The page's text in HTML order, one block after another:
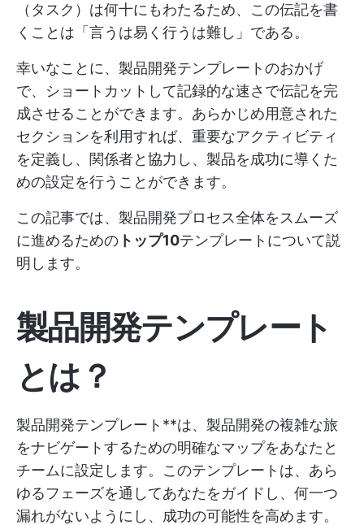
（タスク）は何十にもわたるため、この伝記を書
くことは「言うは易く行うは難し」である。
幸いなことに、製品開発テンプレートのおかげ
で、ショートカットして記録的な速さで伝記を完
成させることができます。あらかじめ用意された
セクションを利用すれば、重要なアクティビティ
を定義し、関係者と協力し、製品を成功に導くた
めの設定を行うことができます。
この記事では、製品開発プロセス全体をスムーズ
に進めるための トップ10テンプレートについて説
明します。
製品開発テンプレート
とは？
製品開発テンプレート**は、製品開発の複雑な旅
をナビゲートするための明確なマップをあなたと
チームに設定します。このテンプレートは、あら
ゆるフェーズを通してあなたをガイドし、何一つ
漏れがないようにし、成功の可能性を高めます。